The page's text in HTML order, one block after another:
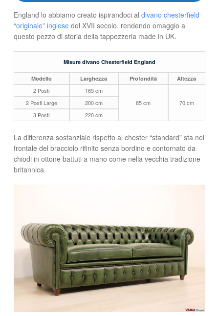
England lo abbiamo creato ispirandoci al divano chesterfield
“originale” inglesedel XVII secolo, rendendo omaggio a
questo pezzo di storia della tappezzeria made in UK.
Misure divano Chesterfield England
Modello Larghezza Profondità Altezza
2 Posti
165 cm
85 cm
70 cm
2 Posti Large
200 cm
3 Posti
220 cm
La differenza sostanziale rispetto al chester “standard” sta nel
frontale del bracciolo rifinito senza bordino e contornato da
chiodi in ottone battuti a mano come nella vecchia tradizione
britannica.